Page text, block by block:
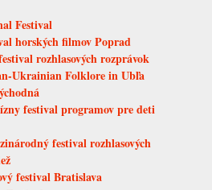
Festival
horských filmov Poprad
rozhlasových rozprávok
Ukrainian Folklore in Ubľa
festival programov pre deti
festival rozhlasových
festival Bratislava